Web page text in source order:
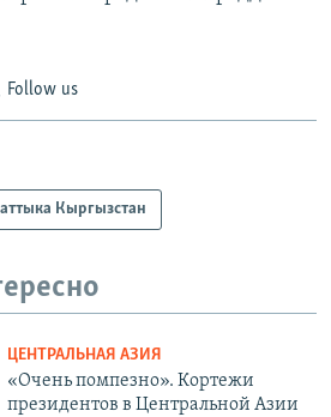
Follow us
Кыргызстан
ЦЕНТРАЛЬНАЯ АЗИЯ
«Очень помпезно». Кортежи
президентов в Центральной Азии